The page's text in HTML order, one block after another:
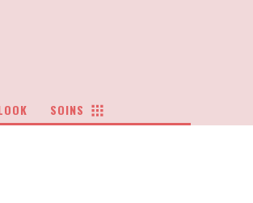
SOINS